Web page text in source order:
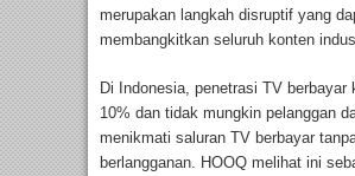
merupakan langkah disruptif yang
membangkitkan seluruh konten
Di Indonesia, penetrasi TV berbayar
10% dan tidak mungkin pelanggan
menikmati saluran TV berbayar
berlangganan. HOOQ melihat ini